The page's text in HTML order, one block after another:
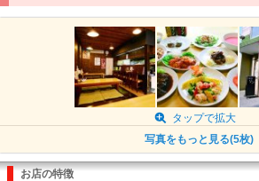
タップで拡大
写真をもっと見る(5枚)
お店の特徴